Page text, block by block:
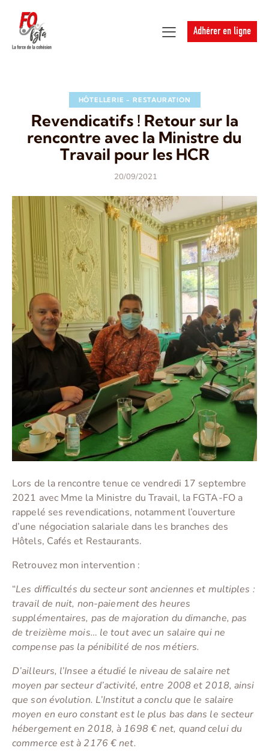
Adhérer en ligne
HÔTELLERIE - RESTAURATION
Revendicatifs ! Retour sur la
rencontre avec la Ministre du
Travail pour les HCR
20/09/2021
Lors de la rencontre tenue ce vendredi 17 septembre
2021 avec Mme la Ministre du Travail, la FGTA-FO a
rappelé ses revendications, notamment l’ouverture
d’une négociation salariale dans les branches des
Hôtels, Cafés et Restaurants.
Retrouvez mon intervention :
“Les difficultés du secteur sont anciennes et multiples :
travail de nuit, non-paiement des heures
supplémentaires, pas de majoration du dimanche, pas
de treizième mois… le tout avec un salaire qui ne
compense pas la pénibilité de nos métiers.
D’ailleurs, l’Insee a étudié le niveau de salaire net
moyen par secteur d’activité, entre 2008 et 2018, ainsi
que son évolution. L’Institut a conclu que le salaire
moyen en euro constant est le plus bas dans le secteur
hébergement en 2018, à 1698 € net, quand celui du
commerce est à 2176 € net.